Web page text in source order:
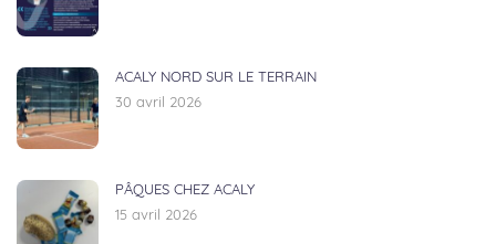
ACALY NORD SUR LE TERRAIN
30 avril 2026
PÂQUES CHEZ ACALY
15 avril 2026